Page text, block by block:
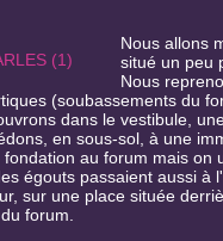
Nous allons
situé un peu
Nous
(soubassements du
dans le vestibule,
en sous-sol, à une
fondation au forum mais on
égouts passaient aussi à
sur une place située
forum.